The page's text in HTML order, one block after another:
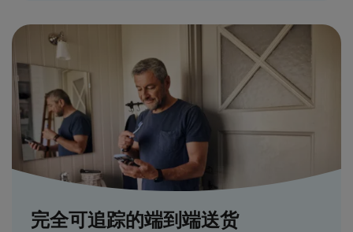
完全可追踪的端到端送货